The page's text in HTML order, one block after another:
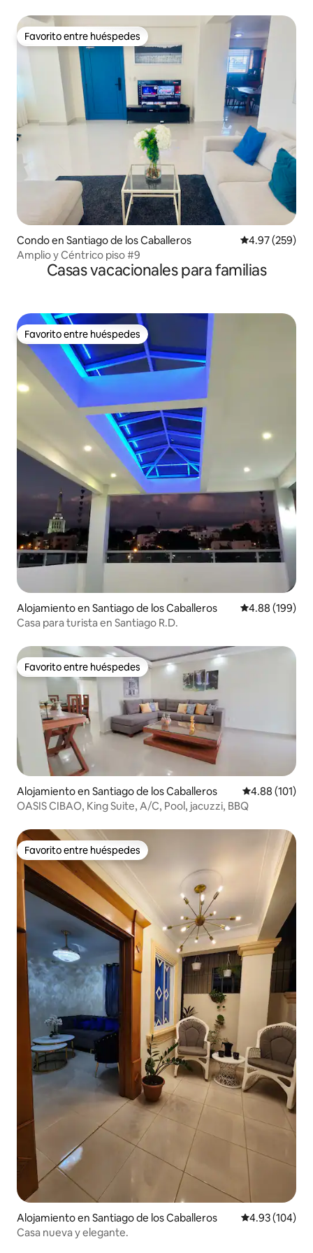
Favorito entre huéspedes
Favorito entre huéspedes
Condo en Santiago de los Caballeros Calificación
4.97 (259)
Amplio y Céntrico piso #9
Casas vacacionales para familias
Favorito entre huéspedes
Favorito entre huéspedes
Alojamiento en Santiago de los Caballeros Calificación
4.88 (199)
Casa para turista en Santiago R.D.
Favorito entre huéspedes
Favorito entre huéspedes
Alojamiento en Santiago de los Caballeros Calificación
4.88 (101)
OASIS CIBAO, King Suite, A/C, Pool, jacuzzi, BBQ
Favorito entre huéspedes
Favorito entre huéspedes
Alojamiento en Santiago de los Caballeros Calificación
4.93 (104)
Casa nueva y elegante.